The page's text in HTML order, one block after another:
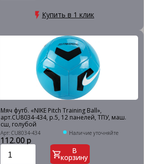
Купить в 1 клик
Мяч футб. «NIKE Pitch Training Ball»,
арт.CU8034-434, р.5, 12 панелей, ТПУ, маш.
сш, голубой
Арт: CU8034-434 Наличие уточняйте
112.00 р
В
корзину